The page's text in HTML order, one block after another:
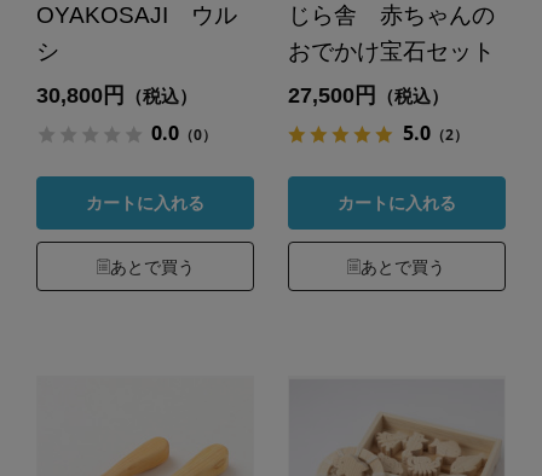
OYAKOSAJI ウル
シ
30,800円 （税込）
0.0（0）
カートに入れる
あとで買う
じら舎 赤ちゃんの
おでかけ宝石セット
27,500円 （税込）
5.0（2）
カートに入れる
あとで買う